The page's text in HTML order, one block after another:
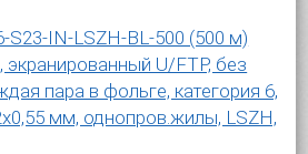
S23-IN-LSZH-BL-500 (500 м)
экранированный U/FTP, без
пара в фольге, категория 6,
мм, однопров.жилы, LSZH,